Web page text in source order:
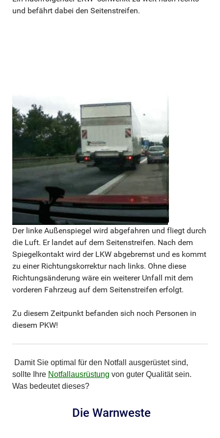
und befährt dabei den Seitenstreifen.
Der linke Außenspiegel wird abgefahren und fliegt durch
die Luft. Er landet auf dem Seitenstreifen. Nach dem
Spiegelkontakt wird der LKW abgebremst und es kommt
zu einer Richtungskorrektur nach links. Ohne diese
Richtungsänderung wäre ein weiterer Unfall mit dem
vorderen Fahrzeug auf dem Seitenstreifen erfolgt.
Zu diesem Zeitpunkt befanden sich noch Personen in
diesem PKW!
Damit Sie optimal für den Notfall ausgerüstet sind,
sollte Ihre Notfallausrüstung von guter Qualität sein.
Was bedeutet dieses?
Die Warnweste